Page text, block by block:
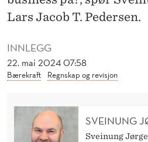
N
K
L
E
INNLEGG
22. mai 2024 07:58
Bærekraft Regnskap og revisjon
Lars Jacob T. Pedersen.
SVEINUNG
Sveinung